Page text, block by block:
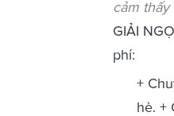
cảm
GIẢI
phí:
+
hè. +